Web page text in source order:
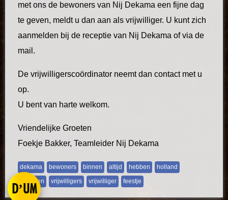
D’UM
met ons de bewoners van Nij Dekama een fijne dag
te geven, meldt u dan aan als vrijwilliger. U kunt zich
aanmelden bij de receptie van Nij Dekama of via de
mail.
De vrijwilligerscoördinator neemt dan contact met u
op.
U bent van harte welkom.
Vriendelijke Groeten
Foekje Bakker, Teamleider Nij Dekama
dekama bewoners binnen altijd hebben
holland
kinderen
vrijwilligers vrijwilliger feestje